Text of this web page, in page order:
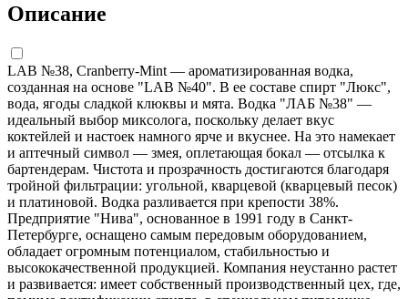
Описание
LAB №38, Cranberry-Mint — ароматизированная водка,
созданная на основе "LAB №40". В ее составе спирт "Люкс",
вода, ягоды сладкой клюквы и мята. Водка "ЛАБ №38" —
идеальный выбор миксолога, поскольку делает вкус
коктейлей и настоек намного ярче и вкуснее. На это намекает
и аптечный символ — змея, оплетающая бокал — отсылка к
бартендерам. Чистота и прозрачность достигаются благодаря
тройной фильтрации: угольной, кварцевой (кварцевый песок)
и платиновой. Водка разливается при крепости 38%.
Предприятие "Нива", основанное в 1991 году в Санкт-
Петербурге, оснащено самым передовым оборудованием,
обладает огромным потенциалом, стабильностью и
высококачественной продукцией. Компания неустанно растет
и развивается: имеет собственный производственный цех, где,